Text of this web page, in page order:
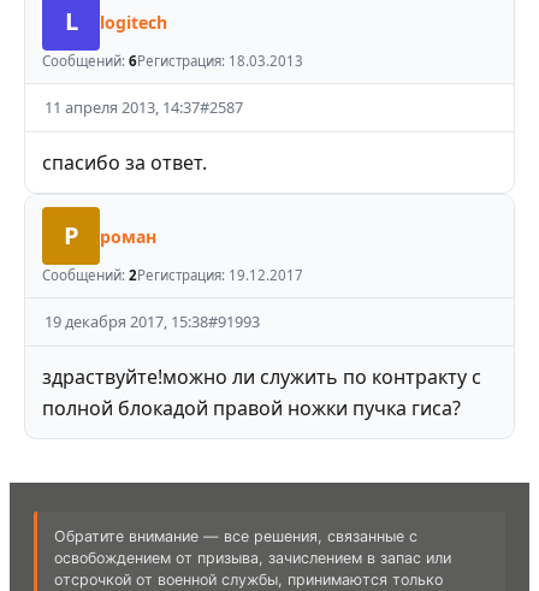
L logitech
Сообщений: 6Регистрация: 18.03.2013
11 апреля 2013, 14:37#2587
спасибо за ответ.
Р роман
Сообщений: 2Регистрация: 19.12.2017
19 декабря 2017, 15:38#91993
здраствуйте!можно ли служить по контракту с
полной блокадой правой ножки пучка гиса?
Обратите внимание — все решения, связанные с
освобождением от призыва, зачислением в запас или
отсрочкой от военной службы, принимаются только